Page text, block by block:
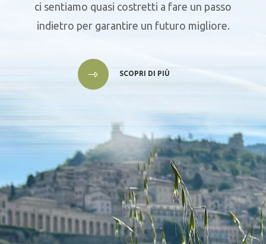
ci sentiamo quasi costretti a fare un passo
indietro per garantire un futuro migliore.
SCOPRI DI PIÙ